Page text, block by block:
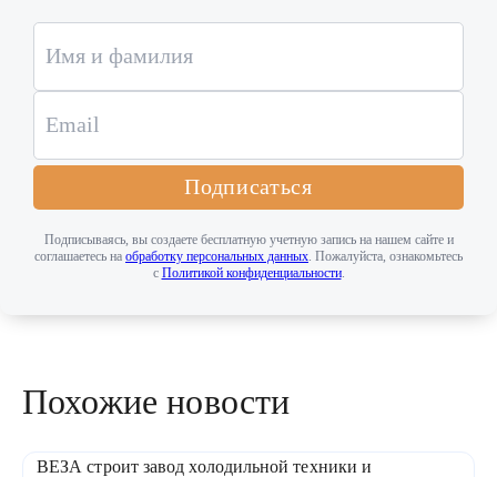
Подписаться
Подписываясь, вы создаете бесплатную учетную запись на нашем сайте и
соглашаетесь на обработку персональных данных . Пожалуйста, ознакомьтесь
с Политикой конфиденциальности.
Похожие новости
ВЕЗА строит завод холодильной техники и